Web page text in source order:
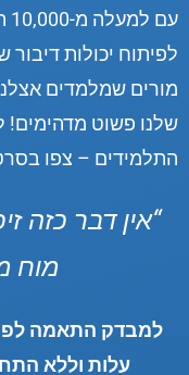
לפיתוח יכולות
מורים שמלמדים
שלנו פשוט מדהימים!
התלמידים – צפו
“אין דבר כזה
מוח
למבדק התאמה לפי
עלות וללא